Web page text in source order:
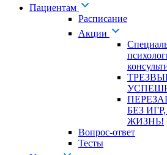
Пациентам
Расписание
Акции
БЕЗ
ЖИЗНЬ!
Вопрос-ответ
Тесты